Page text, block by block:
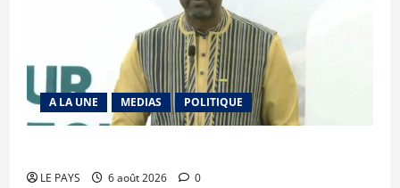
A LA UNE MEDIAS POLITIQUE
LE PAYS 6 août 2026 0